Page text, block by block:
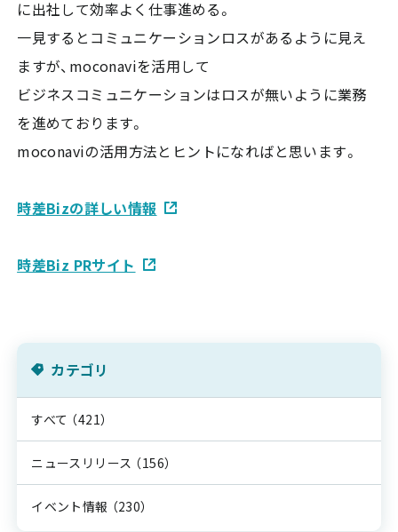
に出社して効率よく仕事進める。
一見するとコミュニケーションロスがあるように見え
ますが、moconaviを活用して
ビジネスコミュニケーションはロスが無いように業務
を進めております。
moconaviの活用方法とヒントになればと思います。
時差Bizの詳しい情報
時差Biz PRサイト
カテゴリ
すべて （421）
ニュースリリース （156）
イベント情報 （230）